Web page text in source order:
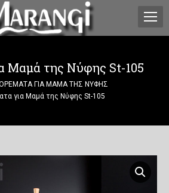
Μαμά της Νύφης St-105
ΓΙΑ ΜΑΜΑ ΤΗΣ ΝΥΦΗΣ
για Μαμά της Νύφης St-105